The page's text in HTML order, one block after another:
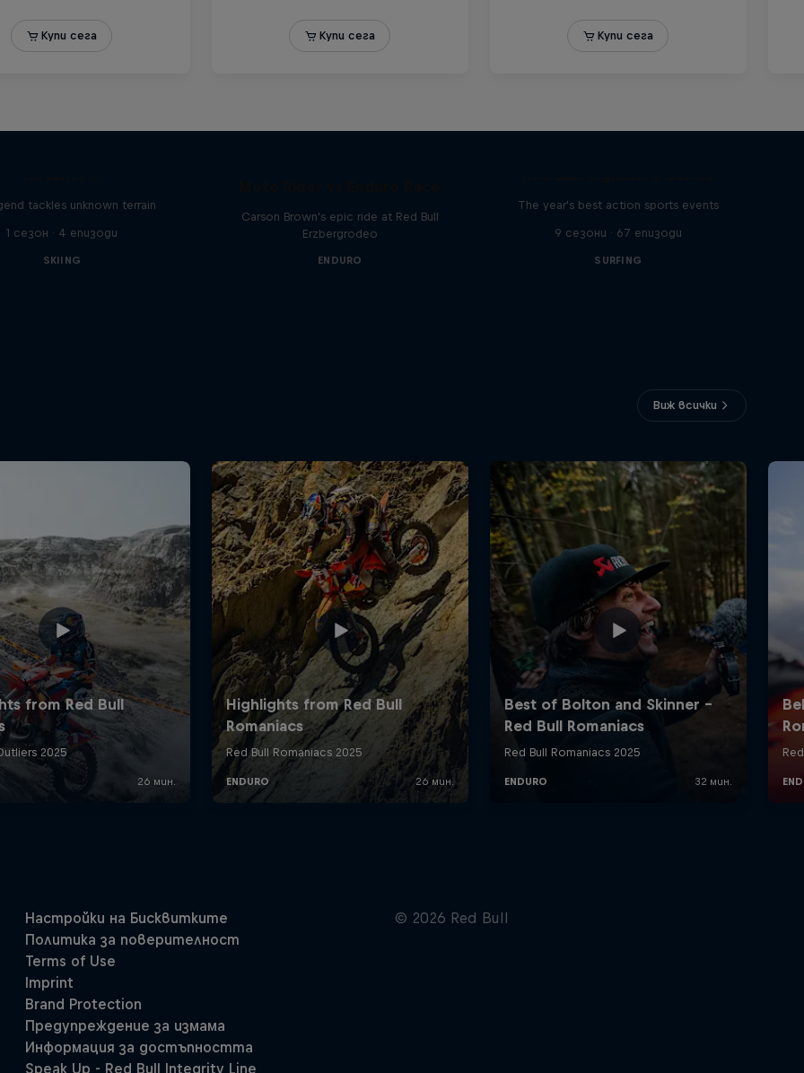
tackles unknown terrain
1 сезон · 4 епизоди
SKIING
Carson Brown's epic ride at Red Bull
Erzbergrodeo
ENDURO
The year's best action sports events
9 сезони · 67 епизоди
SURFING
Виж всички